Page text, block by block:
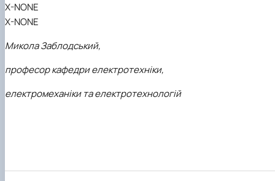
X-NONE
X-NONE
Микола Заблодський,
професор кафедри електротехніки,
електромеханіки та електротехнологій